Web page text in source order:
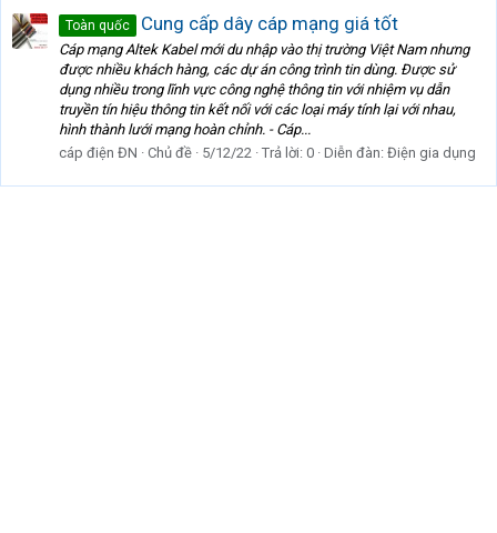
Toàn quốc Cung cấp dây cáp mạng giá tốt
Cáp mạng Altek Kabel mới du nhập vào thị trường Việt Nam nhưng
được nhiều khách hàng, các dự án công trình tin dùng. Được sử
dụng nhiều trong lĩnh vực công nghệ thông tin với nhiệm vụ dẫn
truyền tín hiệu thông tin kết nối với các loại máy tính lại với nhau,
hình thành lưới mạng hoàn chỉnh. - Cáp...
cáp điện ĐN
Chủ đề 5/12/22 Trả lời: 0 Diễn đàn: Điện gia dụng